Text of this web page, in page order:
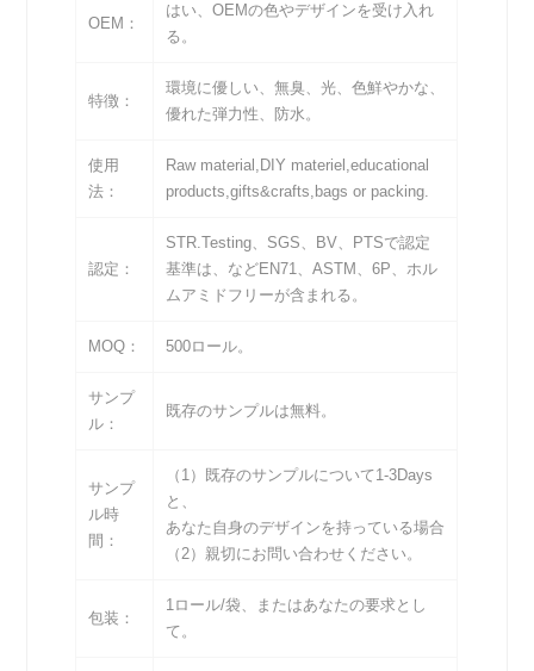
OEM：
はい、OEMの色やデザインを受け入れ
る。
特徴：
環境に優しい、無臭、光、色鮮やかな、
優れた弾力性、防水。
使用
法：
Raw material,DIY materiel,educational
products,gifts&crafts,bags or packing.
認定：
STR.Testing、SGS、BV、PTSで認定
基準は、などEN71、ASTM、6P、ホル
ムアミドフリーが含まれる。
MOQ： 500ロール。
サンプ
ル：
既存のサンプルは無料。
サンプ
ル時
間：
（1）既存のサンプルについて1-3Days
と、
あなた自身のデザインを持っている場合
（2）親切にお問い合わせください。
包装：
1ロール/袋、またはあなたの要求とし
て。